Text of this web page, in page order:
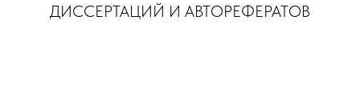
ДИССЕРТАЦИЙ И АВТОРЕФЕРАТОВ